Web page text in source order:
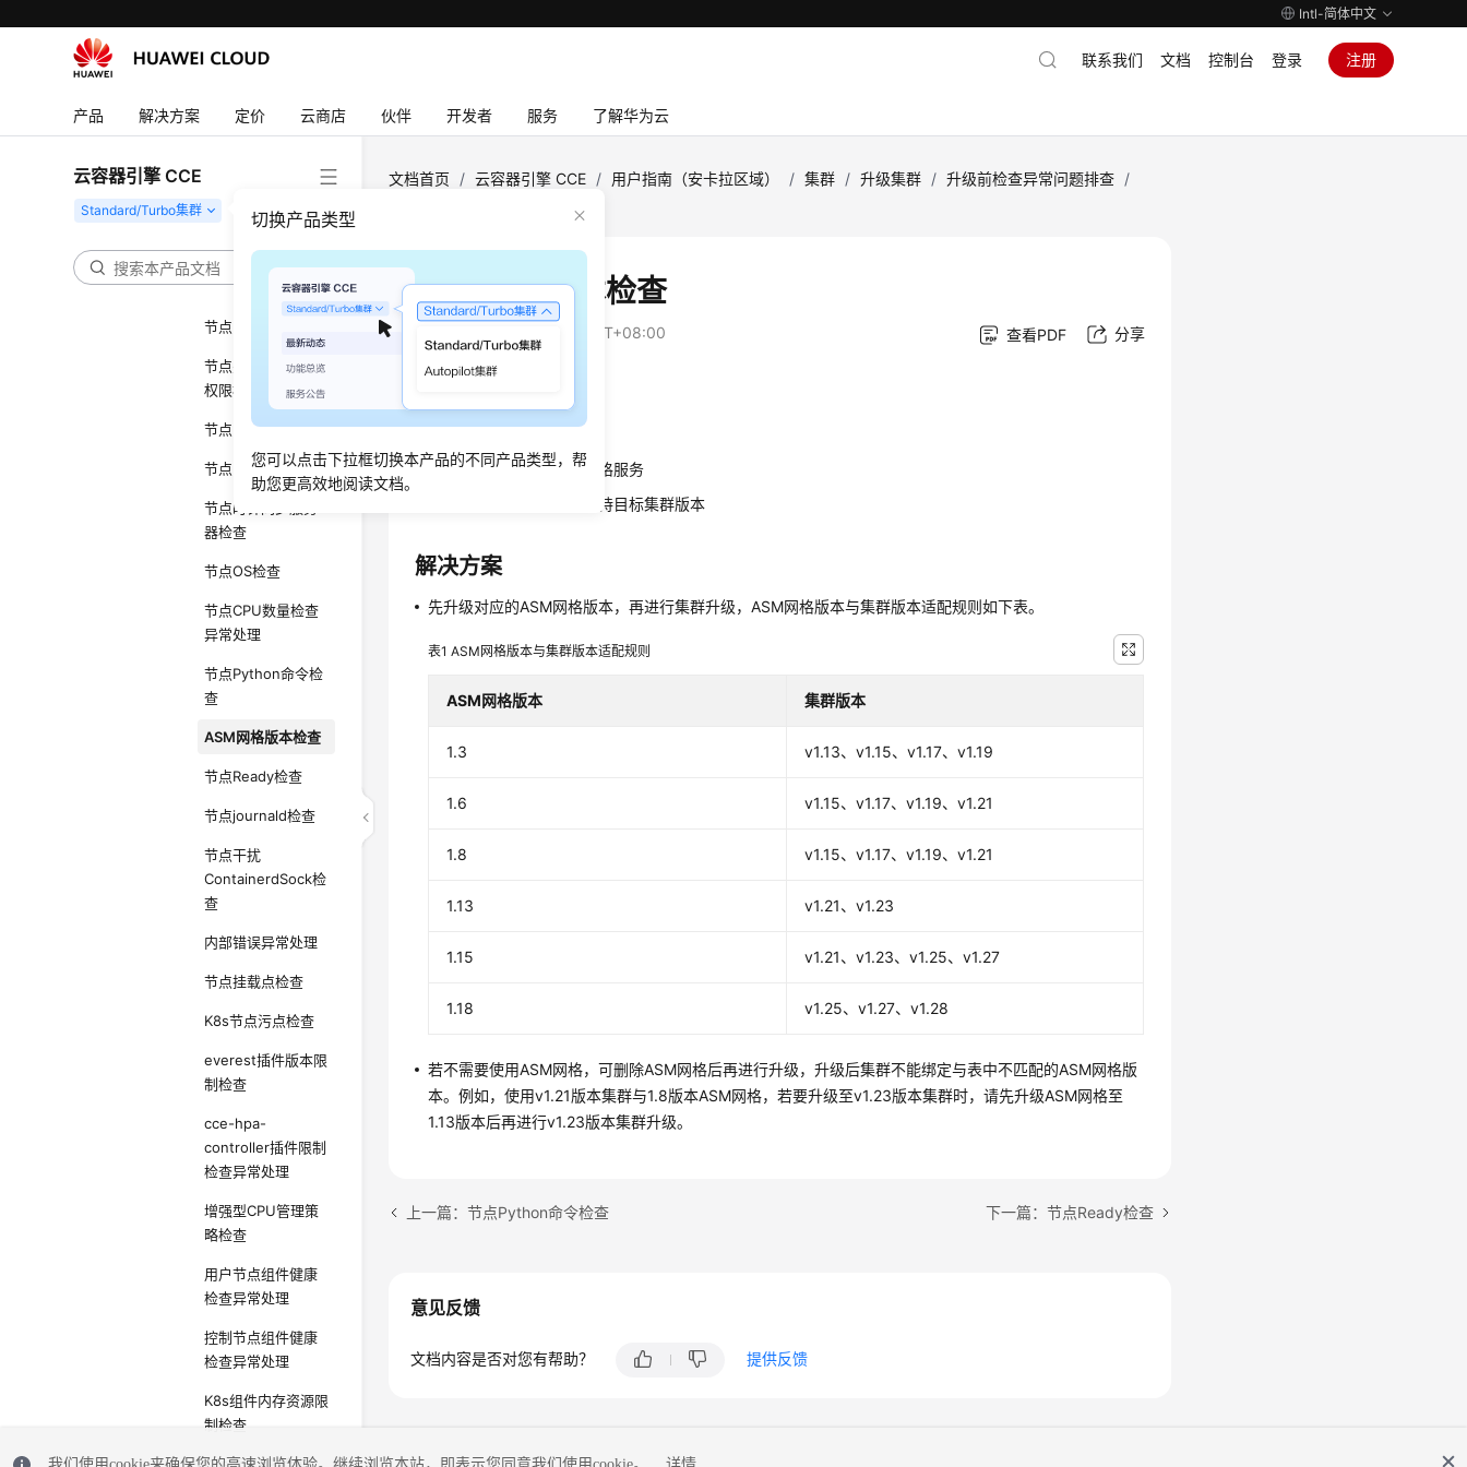
Intl-简体中文
产品 解决方案 定价 云商店 伙伴 开发者 服务 了解华为云
联系我们 文档 控制台 登录 注册
云容器引擎 CCE
切换产品类型
您可以点击下拉框切换本产品的不同产品类型，帮
助您更高效地阅读文档。
节点CCE Agent版
查
CRD检查
节点磁盘检查
节点DNS检查
节点关键目录文件
权限检查
节点Kubelet检查
节点内存检查
节点时钟同步服务
器检查
节点OS检查
节点CPU数量检查
异常处理
节点Python命令检
查
ASM网格版本检查
节点Ready检查
节点journald检查
节点干扰
ContainerdSock检
查
内部错误异常处理
节点挂载点检查
K8s节点污点检查
everest插件版本限
制检查
cce-hpa-
controller插件限制
检查异常处理
增强型CPU管理策
略检查
用户节点组件健康
检查异常处理
控制节点组件健康
检查异常处理
K8s组件内存资源限
制检查
文档首页 / 云容器引擎 CCE / 用户指南（安卡拉区域） / 集群 / 升级集群 / 升级前检查异常问题排查 /
ASM网格版本检查
2024-12-18 GMT+08:00 查看PDF 分享
检查集群是否使用ASM网格服务
检查当前ASM版本是否支持目标集群版本
解决方案
先升级对应的ASM网格版本，再进行集群升级，ASM网格版本与集群版本适配规则如下表。
表1ASM网格版本与集群版本适配规则
ASM网格版本 集群版本
1.3 v1.13、v1.15、v1.17、v1.19
1.6 v1.15、v1.17、v1.19、v1.21
1.8 v1.15、v1.17、v1.19、v1.21
1.13 v1.21、v1.23
1.15 v1.21、v1.23、v1.25、v1.27
1.18 v1.25、v1.27、v1.28
若不需要使用ASM网格，可删除ASM网格后再进行升级，升级后集群不能绑定与表中不匹配的ASM网格版
本。例如，使用v1.21版本集群与1.8版本ASM网格，若要升级至v1.23版本集群时，请先升级ASM网格至
1.13版本后再进行v1.23版本集群升级。
上一篇：节点Python命令检查 下一篇：节点Ready检查
意见反馈
文档内容是否对您有帮助？ 提供反馈